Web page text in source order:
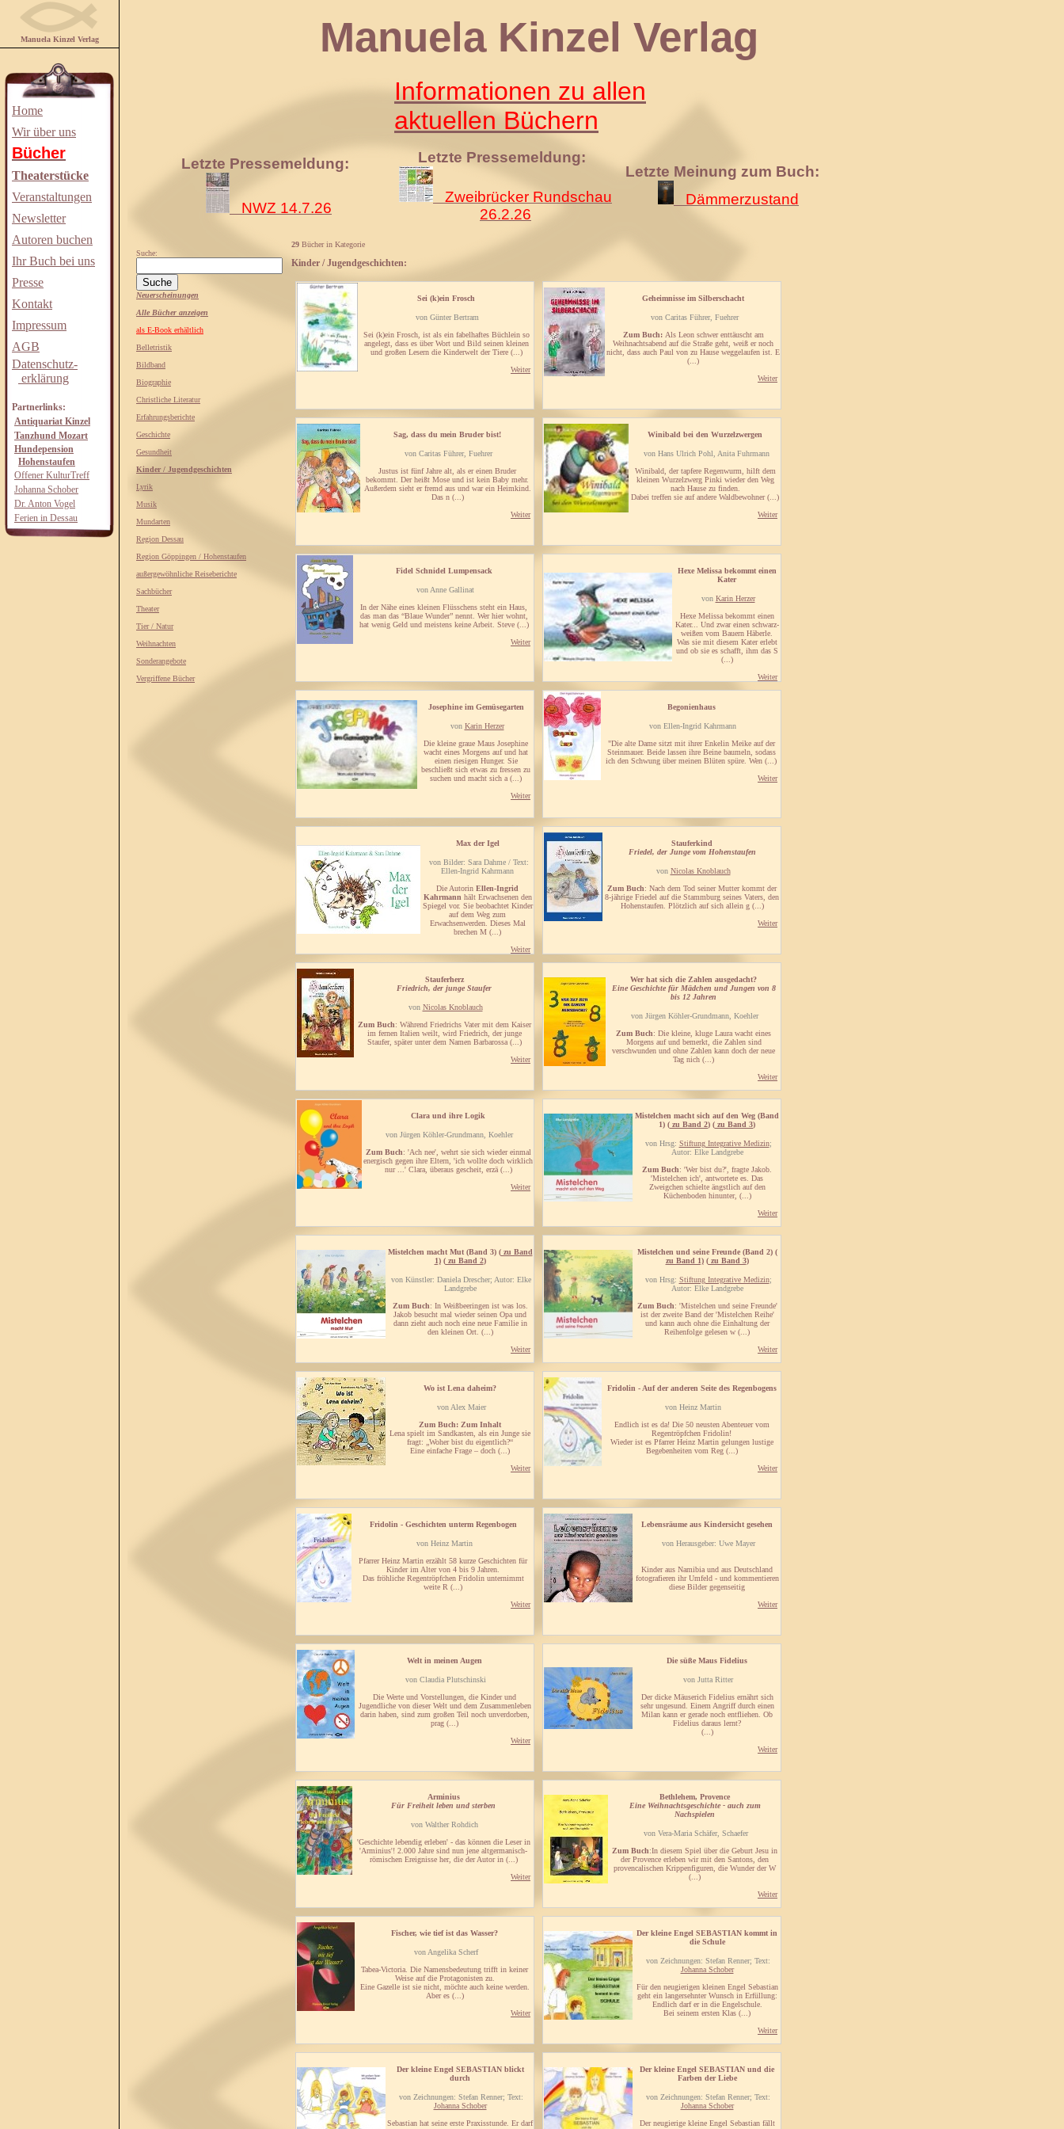
Manuela Kinzel Verlag
Home
Wir über uns
Bücher
Theaterstücke
Veranstaltungen
Newsletter
Autoren buchen
Ihr Buch bei uns
Presse
Kontakt
Impressum
AGB
Datenschutz-
erklärung
Partnerlinks:
Antiquariat Kinzel
Tanzhund Mozart
Hundepension
Hohenstaufen
Offener KulturTreff
Johanna Schober
Dr. Anton Vogel
Ferien in Dessau
Manuela Kinzel Verlag
Informationen zu allen
aktuellen Büchern
Letzte Pressemeldung:
NWZ 14.7.26
Letzte Pressemeldung:
Zweibrücker Rundschau
26.2.26
Letzte Meinung zum Buch:
Dämmerzustand
Suche:
Neuerscheinungen
Alle Bücher anzeigen
als E-Book erhältlich
Belletristik
Bildband
Biographie
Christliche Literatur
Erfahrungsberichte
Geschichte
Gesundheit
Kinder / Jugendgeschichten
Lyrik
Musik
Mundarten
Region Dessau
Region Göppingen / Hohenstaufen
außergewöhnliche Reiseberichte
Sachbücher
Theater
Tier / Natur
Weihnachten
Sonderangebote
Vergriffene Bücher
29 Bücher in Kategorie
Kinder / Jugendgeschichten:
Sei (k)ein Frosch
von Günter Bertram
Sei (k)ein Frosch, ist als ein fabelhaftes Büchlein so
angelegt, dass es über Wort und Bild seinen kleinen
und großen Lesern die Kinderwelt der Tiere (...)
Weiter
Geheimnisse im Silberschacht
von Caritas Führer, Fuehrer
Zum Buch: Als Leon schwer enttäuscht am
Weihnachtsabend auf die Straße geht, weiß er noch
nicht, dass auch Paul von zu Hause weggelaufen ist. E
(...)
Weiter
Sag, dass du mein Bruder bist!
von Caritas Führer, Fuehrer
Justus ist fünf Jahre alt, als er einen Bruder
bekommt. Der heißt Mose und ist kein Baby mehr.
Außerdem sieht er fremd aus und war ein Heimkind.
Das n (...)
Weiter
Winibald bei den Wurzelzwergen
von Hans Ulrich Pohl, Anita Fuhrmann
Winibald, der tapfere Regenwurm, hilft dem
kleinen Wurzelzwerg Pinki wieder den Weg
nach Hause zu finden.
Dabei treffen sie auf andere Waldbewohner (...)
Weiter
Fidel Schnidel Lumpensack
von Anne Gallinat
In der Nähe eines kleinen Flüsschens steht ein Haus,
das man das “Blaue Wunder” nennt. Wer hier wohnt,
hat wenig Geld und meistens keine Arbeit. Steve (...)
Weiter
Hexe Melissa bekommt einen
Kater
von Karin Herzer
Hexe Melissa bekommt einen
Kater... Und zwar einen schwarz-
weißen vom Bauern Häberle.
Was sie mit diesem Kater erlebt
und ob sie es schafft, ihm das S
(...)
Weiter
Josephine im Gemüsegarten
von Karin Herzer
Die kleine graue Maus Josephine
wacht eines Morgens auf und hat
einen riesigen Hunger. Sie
beschließt sich etwas zu fressen zu
suchen und macht sich a (...)
Weiter
Begonienhaus
von Ellen-Ingrid Kahrmann
"Die alte Dame sitzt mit ihrer Enkelin Meike auf der
Steinmauer. Beide lassen ihre Beine baumeln, sodass
ich den Schwung über meinen Blüten spüre. Wen (...)
Weiter
Max der Igel
von Bilder: Sara Dahme / Text:
Ellen-Ingrid Kahrmann
Die Autorin Ellen-Ingrid
Kahrmann hält Erwachsenen den
Spiegel vor. Sie beobachtet Kinder
auf dem Weg zum
Erwachsenwerden. Dieses Mal
brechen M (...)
Weiter
Stauferkind
Friedel, der Junge vom Hohenstaufen
von Nicolas Knoblauch
Zum Buch: Nach dem Tod seiner Mutter kommt der
8-jährige Friedel auf die Stammburg seines Vaters, den
Hohenstaufen. Plötzlich auf sich allein g (...)
Weiter
Stauferherz
Friedrich, der junge Staufer
von Nicolas Knoblauch
Zum Buch: Während Friedrichs Vater mit dem Kaiser
im fernen Italien weilt, wird Friedrich, der junge
Staufer, später unter dem Namen Barbarossa (...)
Weiter
Wer hat sich die Zahlen ausgedacht?
Eine Geschichte für Mädchen und Jungen von 8
bis 12 Jahren
von Jürgen Köhler-Grundmann, Koehler
Zum Buch: Die kleine, kluge Laura wacht eines
Morgens auf und bemerkt, die Zahlen sind
verschwunden und ohne Zahlen kann doch der neue
Tag nich (...)
Weiter
Clara und ihre Logik
von Jürgen Köhler-Grundmann, Koehler
Zum Buch: 'Ach nee', wehrt sie sich wieder einmal
energisch gegen ihre Eltern, 'ich wollte doch wirklich
nur ...' Clara, überaus gescheit, erzä (...)
Weiter
Mistelchen macht sich auf den Weg (Band
1) ( zu Band 2) ( zu Band 3)
von Hrsg: Stiftung Integrative Medizin;
Autor: Elke Landgrebe
Zum Buch: 'Wer bist du?', fragte Jakob.
'Mistelchen ich', antwortete es. Das
Zweigchen schielte ängstlich auf den
Küchenboden hinunter, (...)
Weiter
Mistelchen macht Mut (Band 3) (zu Band
1)(zu Band 2)
von Künstler: Daniela Drescher; Autor: Elke
Landgrebe
Zum Buch: In Weißbeeringen ist was los.
Jakob besucht mal wieder seinen Opa und
dann zieht auch noch eine neue Familie in
den kleinen Ort. (...)
Weiter
Mistelchen und seine Freunde (Band 2) (
zu Band 1)(zu Band 3)
von Hrsg: Stiftung Integrative Medizin;
Autor: Elke Landgrebe
Zum Buch: 'Mistelchen und seine Freunde'
ist der zweite Band der 'Mistelchen Reihe'
und kann auch ohne die Einhaltung der
Reihenfolge gelesen w (...)
Weiter
Wo ist Lena daheim?
von Alex Maier
Zum Buch: Zum Inhalt
Lena spielt im Sandkasten, als ein Junge sie
fragt: „Woher bist du eigentlich?“
Eine einfache Frage – doch (...)
Weiter
Fridolin - Auf der anderen Seite des Regenbogens
von Heinz Martin
Endlich ist es da! Die 50 neusten Abenteuer vom
Regentröpfchen Fridolin!
Wieder ist es Pfarrer Heinz Martin gelungen lustige
Begebenheiten vom Reg (...)
Weiter
Fridolin - Geschichten unterm Regenbogen
von Heinz Martin
Pfarrer Heinz Martin erzählt 58 kurze Geschichten für
Kinder im Alter von 4 bis 9 Jahren.
Das fröhliche Regentröpfchen Fridolin unternimmt
weite R (...)
Weiter
Lebensräume aus Kindersicht gesehen
von Herausgeber: Uwe Mayer
Kinder aus Namibia und aus Deutschland
fotografieren ihr Umfeld - und kommentieren
diese Bilder gegenseitig
Weiter
Welt in meinen Augen
von Claudia Plutschinski
Die Werte und Vorstellungen, die Kinder und
Jugendliche von dieser Welt und dem Zusammenleben
darin haben, sind zum großen Teil noch unverdorben,
prag (...)
Weiter
Die süße Maus Fidelius
von Jutta Ritter
Der dicke Mäuserich Fidelius ernährt sich
sehr ungesund. Einem Angriff durch einen
Milan kann er gerade noch entfliehen. Ob
Fidelius daraus lernt?
(...)
Weiter
Arminius
Für Freiheit leben und sterben
von Walther Rohdich
'Geschichte lebendig erleben' - das können die Leser in
'Arminius'! 2.000 Jahre sind nun jene altgermanisch-
römischen Ereignisse her, die der Autor in (...)
Weiter
Bethlehem, Provence
Eine Weihnachtsgeschichte - auch zum
Nachspielen
von Vera-Maria Schäfer, Schaefer
Zum Buch:In diesem Spiel über die Geburt Jesu in
der Provence erleben wir mit den Santons, den
provencalischen Krippenfiguren, die Wunder der W
(...)
Weiter
Fischer, wie tief ist das Wasser?
von Angelika Scherf
Tabea-Victoria. Die Namensbedeutung trifft in keiner
Weise auf die Protagonisten zu.
Eine Gazelle ist sie nicht, möchte auch keine werden.
Aber es (...)
Weiter
Der kleine Engel SEBASTIAN kommt in
die Schule
von Zeichnungen: Stefan Renner; Text:
Johanna Schober
Für den neugierigen kleinen Engel Sebastian
geht ein langersehnter Wunsch in Erfüllung:
Endlich darf er in die Engelschule.
Bei seinem ersten Klas (...)
Weiter
Der kleine Engel SEBASTIAN blickt
durch
von Zeichnungen: Stefan Renner; Text:
Johanna Schober
Sebastian hat seine erste Praxisstunde. Er darf
Der kleine Engel SEBASTIAN und die
Farben der Liebe
von Zeichnungen: Stefan Renner; Text:
Johanna Schober
Der neugierige kleine Engel Sebastian fällt